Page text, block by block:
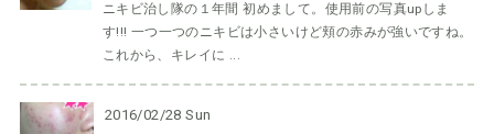
ニキビ治し隊の１年間 初めまして。使用前の写真upしま
す!!! 一つ一つのニキビは小さいけど頬の赤みが強いですね。
これから、キレイに ...
2016/02/28 Sun